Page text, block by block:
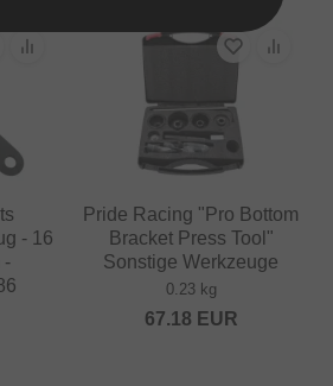
- 16
-
Pride Racing "Pro Bottom
Bracket Press Tool"
Sonstige Werkzeuge
0.23 kg
67.18 EUR